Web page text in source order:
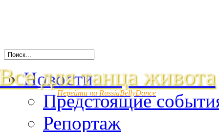
для танца живота
Перейти на RussiaBellyDance
Новости
Предстоящие
Репортаж